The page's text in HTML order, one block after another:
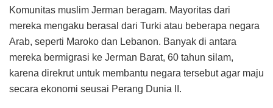
Komunitas muslim Jerman beragam. Mayoritas dari
mereka mengaku berasal dari Turki atau beberapa negara
Arab, seperti Maroko dan Lebanon. Banyak di antara
mereka bermigrasi ke Jerman Barat, 60 tahun silam,
karena direkrut untuk membantu negara tersebut agar maju
secara ekonomi seusai Perang Dunia II.